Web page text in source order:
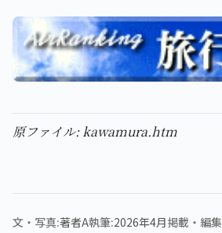
原ファイル: kawamura.htm
文・写真 著者A執筆 2026年4月掲載・編集